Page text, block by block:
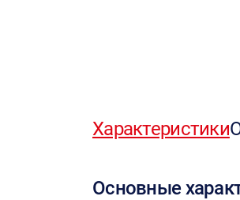
Характеристики
Основные